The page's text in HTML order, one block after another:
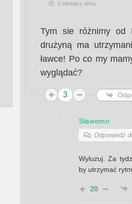
2 miesięcy temu
Tym sie różnimy od
drużyną ma
ławce! Po co my
wyglądać?
3
Sławomir
Odpowiedź
Wyluzuj. Za
by utrzymać
20